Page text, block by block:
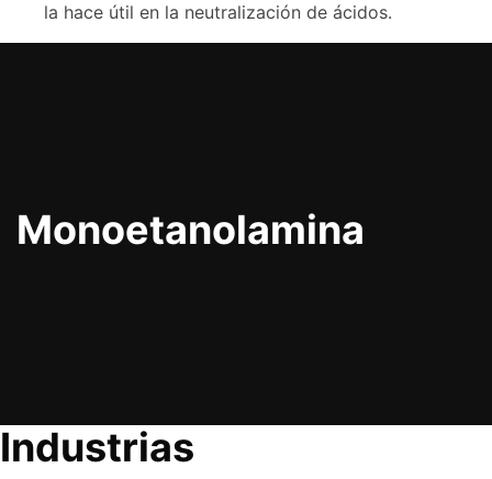
la hace útil en la neutralización de ácidos.
Monoetanolamina
Industrias